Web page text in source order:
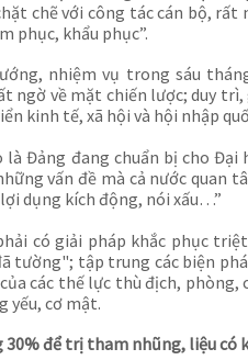
chẽ với công tác cán bộ,
phục, khẩu phục”.
nhiệm vụ trong sáu
ngờ về mặt chiến lược; duy
kinh tế, xã hội và hội nhập
là Đảng đang chuẩn bị cho
vấn đề mà cả nước
dụng kích động, nói xấu…”
có giải pháp khắc phục
tường"; tập trung các biện
các thế lực thù địch,
yếu, cơ mật.
để trị tham nhũng, liệu có